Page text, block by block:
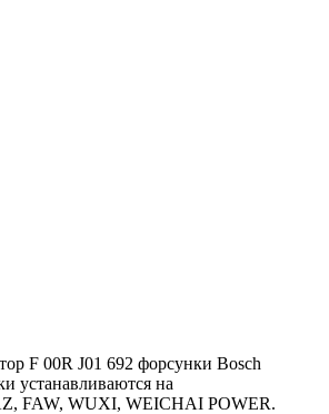
F 00R J01 692 форсунки Bosch
устанавливаются на
FAW, WUXI, WEICHAI POWER.